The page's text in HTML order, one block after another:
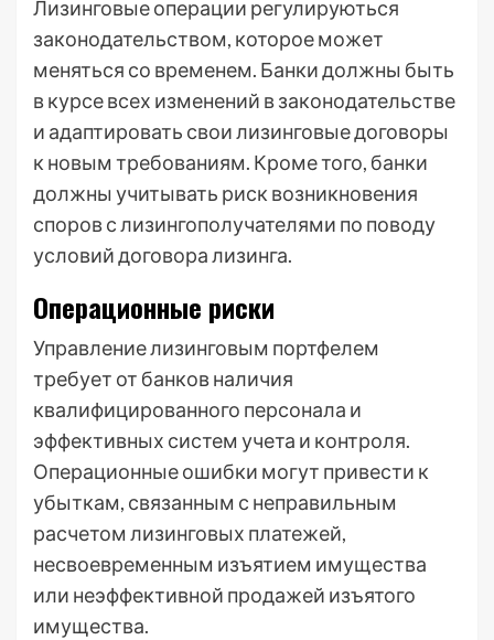
Лизинговые операции регулируються
законодательством, которое может
меняться со временем. Банки должны быть
в курсе всех изменений в законодательстве
и адаптировать свои лизинговые договоры
к новым требованиям. Кроме того, банки
должны учитывать риск возникновения
споров с лизингополучателями по поводу
условий договора лизинга.
Операционные риски
Управление лизинговым портфелем
требует от банков наличия
квалифицированного персонала и
эффективных систем учета и контроля.
Операционные ошибки могут привести к
убыткам, связанным с неправильным
расчетом лизинговых платежей,
несвоевременным изъятием имущества
или неэффективной продажей изъятого
имущества.